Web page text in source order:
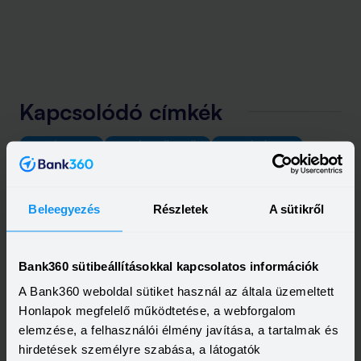
Beleegyezés Részletek A sütikről
Bank360 sütibeállításokkal kapcsolatos információk
A Bank360 weboldal sütiket használ az általa üzemeltett
Honlapok megfelelő működtetése, a webforgalom
elemzése, a felhasználói élmény javítása, a tartalmak és
hirdetések személyre szabása, a látogatók
Kapcsolódó címkék
SZEMÉLYI HITEL SZEMÉLYI KÖLCSÖN
BABAVÁRÓ HITEL
MUNKÁSHITEL